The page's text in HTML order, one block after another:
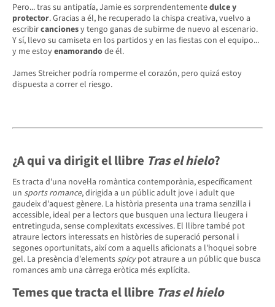
Pero... tras su antipatía, Jamie es sorprendentementedulce y
protector. Gracias a él, he recuperado la chispa creativa, vuelvo a
escribircancionesy tengo ganas de subirme de nuevo al escenario.
Y sí, llevo su camiseta en los partidos y en las fiestas con el equipo...
y me estoyenamorandode él.
James Streicher podría romperme el corazón, pero quizá estoy
dispuesta a correr el riesgo.
¿A qui va dirigit el llibre Tras el hielo?
Es tracta d'una novel·la romàntica contemporània, específicament
un sports romance, dirigida a un públic adult jove i adult que
gaudeix d'aquest gènere. La història presenta una trama senzilla i
accessible, ideal per a lectors que busquen una lectura lleugera i
entretinguda, sense complexitats excessives. El llibre també pot
atraure lectors interessats en històries de superació personal i
segones oportunitats, així com a aquells aficionats a l'hoquei sobre
gel. La presència d'elements spicypot atraure a un públic que busca
romances amb una càrrega eròtica més explícita.
Temes que tracta el llibre Tras el hielo